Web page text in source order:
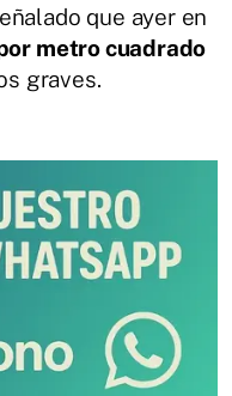
que ayer en
metro cuadrado
graves.